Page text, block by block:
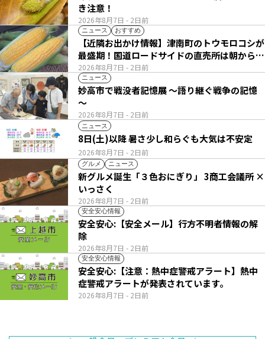
2026年8月7日 - 2日前
き注意！
ニュース おすすめ
2026年8月7日 - 2日前
【近隣お出かけ情報】津南町のトウモロコシが
最盛期！国道ロードサイドの直売所は朝から長
い列
ニュース
2026年8月7日 - 2日前
妙高市で戦没者記憶展 ～語り継ぐ戦争の記憶
～
ニュース
2026年8月7日 - 2日前
8日(土)以降 暑さ少し和らぐも大気は不安定
グルメ ニュース
2026年8月7日 - 2日前
新グルメ誕生「３色おにぎり」 3商工会議所 ×
いっさく
安全安心情報
2026年8月7日 - 2日前
安全安心:【安全メール】行方不明者情報の解
除
安全安心情報
2026年8月7日 - 2日前
安全安心:【注意：熱中症警戒アラート】熱中
症警戒アラートが発表されています。